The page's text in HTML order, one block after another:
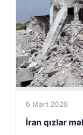
6 Mart 2026
İran qızlar